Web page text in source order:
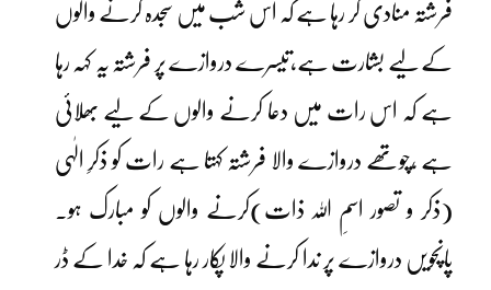
فرشتہ منادی کر رہا ہے کہ اس شب میں سجدہ کرنے والوں
کے لیے بشارت ہے،تیسرے دروازے پر فرشتہ یہ کہہ رہا
ہے کہ اس رات میں دعا کرنے والوں کے لیے بھلائی
ہے ،چوتھے دروازے والا فرشتہ کہتا ہے رات کو ذکرِ الٰہی
(ذکر و تصور اسمِ اللہ ذات)کرنے والوں کو مبارک ہو۔
پانچویں دروازے پر ندا کرنے والا پکار رہا ہے کہ خدا کے ڈر